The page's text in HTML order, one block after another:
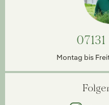
07131
Montag bis